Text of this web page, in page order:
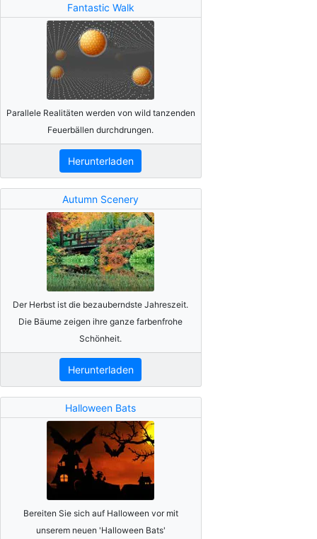
Fantastic Walk
Parallele Realitäten werden von wild tanzenden
Feuerbällen durchdrungen.
Herunterladen
Autumn Scenery
Der Herbst ist die bezauberndste Jahreszeit.
Die Bäume zeigen ihre ganze farbenfrohe
Schönheit.
Herunterladen
Halloween Bats
Bereiten Sie sich auf Halloween vor mit
unserem neuen 'Halloween Bats'